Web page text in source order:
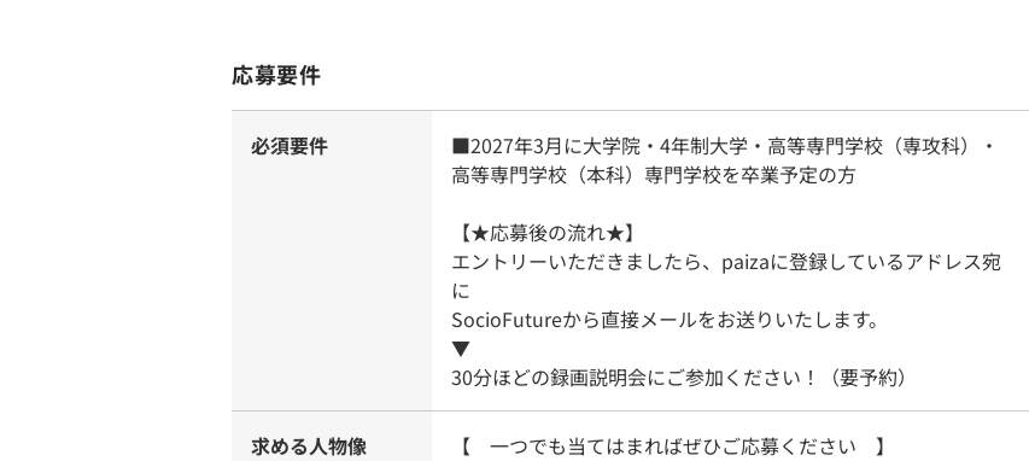
応募要件
必須要件
■2027年3月に大学院・4年制大学・高等専門学校（専攻科）・
高等専門学校（本科）専門学校を卒業予定の方
【★応募後の流れ★】
エントリーいただきましたら、paizaに登録しているアドレス宛
に
SocioFutureから直接メールをお送りいたします。
▼
30分ほどの録画説明会にご参加ください！（要予約）
求める人物像
【 一つでも当てはまればぜひご応募ください 】